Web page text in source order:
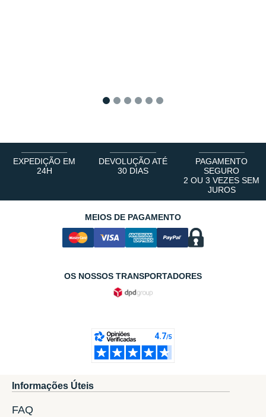
EXPEDIÇÃO EM
24H
DEVOLUÇÃO ATÉ
30 DIAS
PAGAMENTO
SEGURO
2 OU 3 VEZES SEM
JUROS
MEIOS DE PAGAMENTO
OS NOSSOS TRANSPORTADORES
Informações Úteis
FAQ